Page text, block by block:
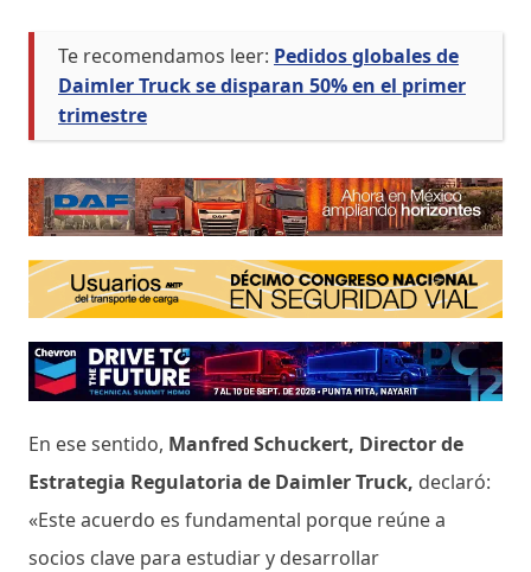
Te recomendamos leer: Pedidos globales de
Daimler Truck se disparan 50% en el primer
trimestre
En ese sentido, Manfred Schuckert, Director de
Estrategia Regulatoria de Daimler Truck, declaró:
«Este acuerdo es fundamental porque reúne a
socios clave para estudiar y desarrollar